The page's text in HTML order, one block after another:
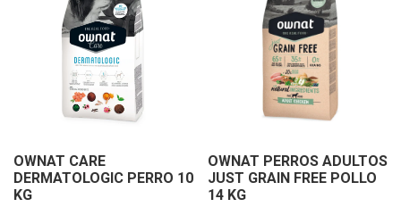
OWNAT CARE
DERMATOLOGIC PERRO 10
KG
OWNAT PERROS ADULTOS
JUST GRAIN FREE POLLO
14 KG